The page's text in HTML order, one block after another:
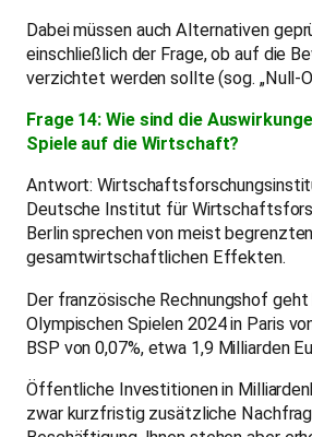
Dabei müssen auch Alternativen
einschließlich der Frage, ob auf die
verzichtet werden sollte (sog. „Null-
Frage 14: Wie sind die
Spiele auf die Wirtschaft?
Antwort:
Deutsche Institut für
Berlin sprechen von meist begrenzten
gesamtwirtschaftlichen Effekten.
Der französische Rechnungshof geht
Olympischen Spielen 2024 in Paris
BSP von 0,07%, etwa 1,9 Milliarden
Öffentliche Investitionen in
zwar kurzfristig zusätzliche